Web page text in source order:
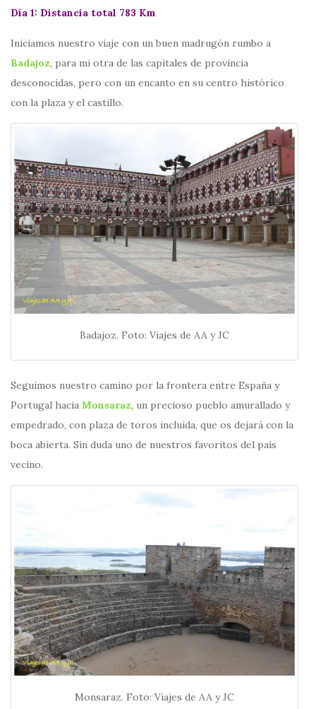
Día 1: Distancia total 783 Km
Iniciamos nuestro viaje con un buen madrugón rumbo a
Badajoz, para mi otra de las capitales de provincia
desconocidas, pero con un encanto en su centro histórico
con la plaza y el castillo.
Badajoz. Foto: Viajes de AA y JC
Seguimos nuestro camino por la frontera entre España y
Portugal hacia Monsaraz, un precioso pueblo amurallado y
empedrado, con plaza de toros incluida, que os dejará con la
boca abierta. Sin duda uno de nuestros favoritos del país
vecino.
Monsaraz. Foto: Viajes de AA y JC